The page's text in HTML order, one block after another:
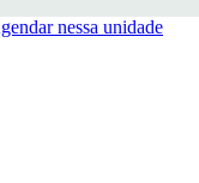
nessa unidade